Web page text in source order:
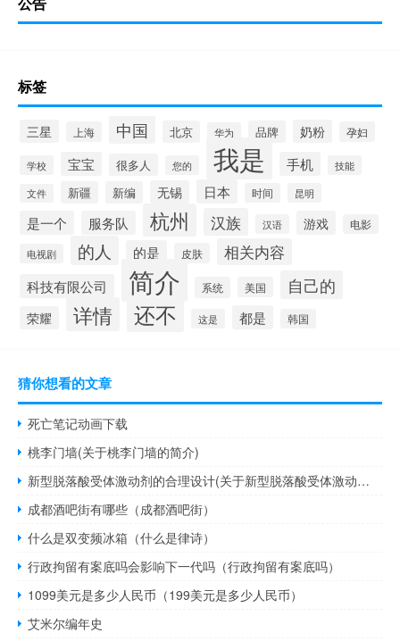
标签
三星 上海 中国 北京 华为 品牌 奶粉 孕妇
学校 宝宝 很多人 您的 我是 手机 技能
文件 新疆 新编 无锡 日本 时间 昆明
是一个 服务队 杭州 汉族 汉语 游戏 电影
电视剧 的人 的是 皮肤 相关内容
科技有限公司 简介 系统 美国 自己的
荣耀 详情 还不 这是 都是 韩国
猜你想看的文章
死亡笔记动画下载
桃李门墙(关于桃李门墙的简介)
新型脱落酸受体激动剂的合理设计(关于新型脱落酸受体激动剂的合理设计的简介)
成都酒吧街有哪些（成都酒吧街）
什么是双变频冰箱（什么是律诗）
行政拘留有案底吗会影响下一代吗（行政拘留有案底吗）
1099美元是多少人民币（199美元是多少人民币）
艾米尔编年史